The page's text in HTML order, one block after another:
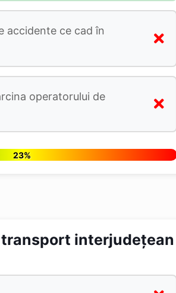
accidente ce cad în
operatorului de
23%
interjudeţean